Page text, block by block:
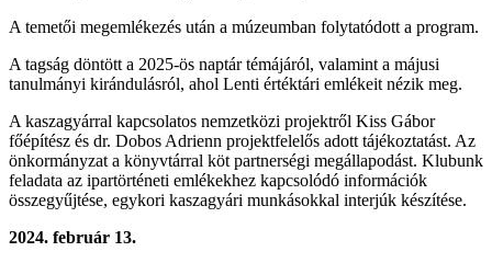
A temetői megemlékezés után a múzeumban folytatódott a program.
A tagság döntött a 2025-ös naptár témájáról, valamint a májusi
tanulmányi kirándulásról, ahol Lenti értéktári emlékeit nézik meg.
A kaszagyárral kapcsolatos nemzetközi projektről Kiss Gábor
főépítész és dr. Dobos Adrienn projektfelelős adott tájékoztatást. Az
önkormányzat a könyvtárral köt partnerségi megállapodást. Klubunk
feladata az ipartörténeti emlékekhez kapcsolódó információk
összegyűjtése, egykori kaszagyári munkásokkal interjúk készítése.
2024. február 13.